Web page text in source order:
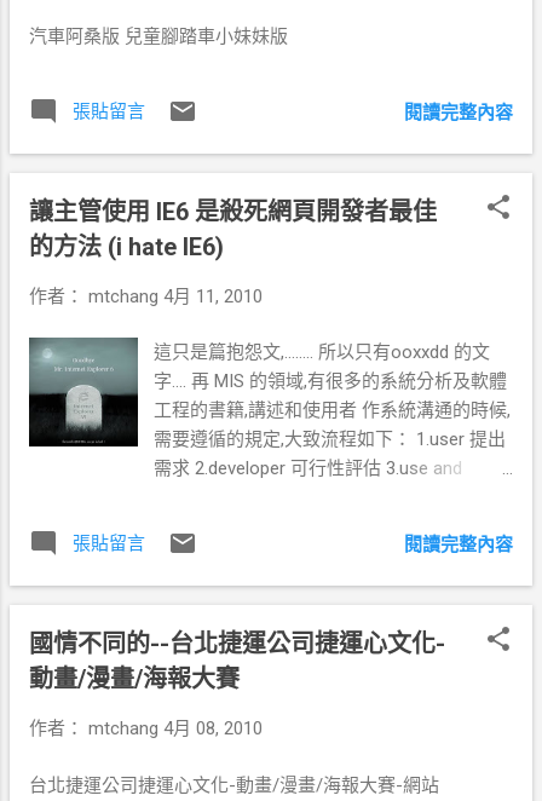
頻 http://www.apol.com.tw/ipv6/ipv6-tb-
http://www.ipv6.hinet.net/installGuide.htm
連線以滿....一整個弱掉)
http://tb.nccu.tb.edu.tw/cgi-bin/tb.pl 其他家電
信的話請自己用 IPv6 Tunnel Broker 搜尋應該
都可以找到。 (1)軟體下載： 下載IPV6 用戶
http://www.twmsolution.com/ipv6/download
的網站抓取安裝 詳細 請見這裡的說明 (有安
裝可以skip) (2)安裝好後，基本在你的網路連
線中會出現一張虛擬的網卡 Hexago Virtual
Muti-Tunnel Adapter(如下圖) 並且通訊協定
ipv6 已經被安裝在網路連線內。 (2) 請使用
一個八組 (:)冒號分隔的 數字 (3) 使用 ping6
汽車阿桑版 兒童腳踏車小妹妹版
張貼留言 閱讀完整內容
讓主管使用 IE6 是殺死網頁開發者最佳
的方法 (i hate IE6)
作者： mtchang 4月 11, 2010
這只是篇抱怨文,........ 所以只有ooxxdd 的文
字.... 再 MIS 的領域,有很多的系統分析及軟體
工程的書籍,講述和使用者 作系統溝通的時候,
需要遵循的規定,大致流程如下： 1.user 提出
需求 2.developer 可行性評估 3.use and
不會把這樣的流程當真... 以上只是抱怨..... 基
本上專案只要照的這個開發流程，都可以順
這樣....) 但其實只要使用者使用了 IE6 這個歷
史曾經上佔有率最高的Browser 不管你 的專
管也使用 IE6 看你寫的 程式或網頁，那就是
你不使用Firefox 或是 Chrome 就麻煩你使用
張貼留言 閱讀完整內容
國情不同的--台北捷運公司捷運心文化-
動畫/漫畫/海報大賽
作者： mtchang 4月 08, 2010
台北捷運公司捷運心文化-動畫/漫畫/海報大賽-網站